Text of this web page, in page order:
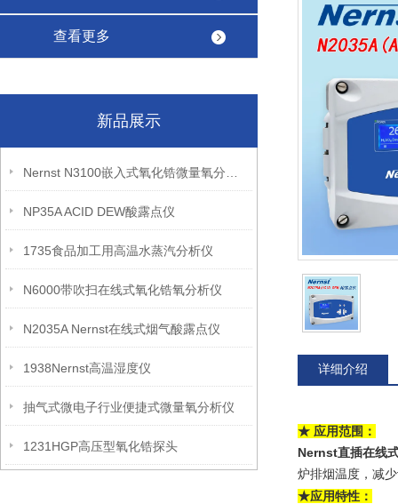
查看更多
新品展示
NP35A ACID DEW酸露点仪
1735食品加工用高温水蒸汽分析仪
N6000带吹扫在线式氧化锆氧分析仪
N2035A Nernst在线式烟气酸露点仪
1938Nernst高温湿度仪
抽气式微电子行业便捷式微量氧分析仪
1231HGP高压型氧化锆探头
详细介绍
★ 应用范围：
Nernst直插在线
炉排烟温度，减
★应用特性：